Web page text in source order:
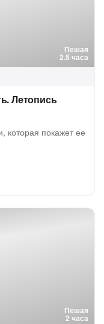
Пешая
2.5 часа
Летопись
которая покажет ее
Пешая
2 часа